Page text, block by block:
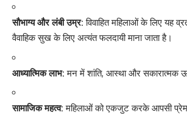
सौभाग्य और लंबी उम्र: विवाहित महिलाओं के लिए यह
वैवाहिक सुख के लिए अत्यंत फलदायी माना जाता है।
आध्यात्मिक लाभ: मन में शांति, आस्था और सकारात्मक
सामाजिक महत्व: महिलाओं को एकजुट करके आपसी प्रेम